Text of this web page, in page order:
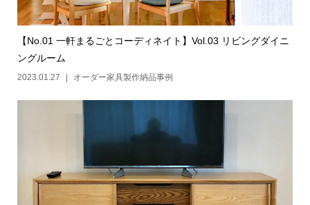
【No.01 一軒まるごとコーディネイト】Vol.03 リビングダイニ
ングルーム
2023.01.27 オーダー家具製作納品事例